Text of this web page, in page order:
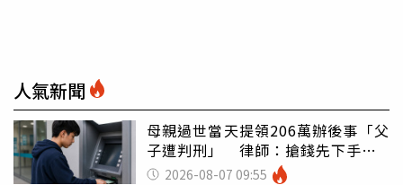
人氣新聞
母親過世當天提領206萬辦後事「父
子遭判刑」 律師：搶錢先下手是
罪 2026-08-07 09:55